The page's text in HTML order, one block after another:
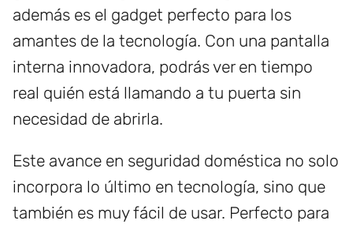
además es el gadget perfecto para los
amantes de la tecnología. Con una pantalla
interna innovadora, podrás ver en tiempo
real quién está llamando a tu puerta sin
necesidad de abrirla.
Este avance en seguridad doméstica no solo
incorpora lo último en tecnología, sino que
también es muy fácil de usar. Perfecto para